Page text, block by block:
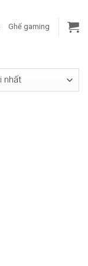
Ghế gaming